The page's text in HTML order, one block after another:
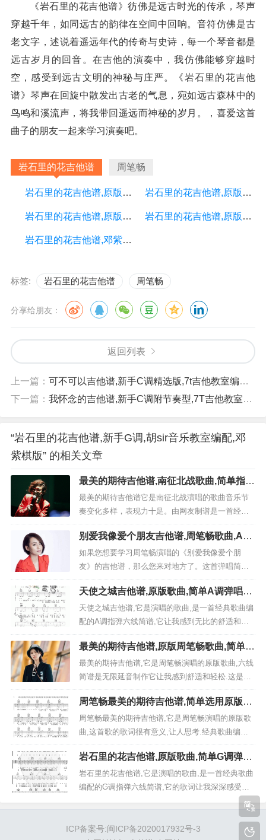
《岩石里的花吉他谱》彷佛是远古时光的传承，琴声
穿越千年，如同远古的韵律在空间中回响。音符仿佛是古
老文字，述说着遥远年代的传奇与史诗，每一个琴音都是
远古岁月的回音。在吉他的演奏中，我仿佛能够穿越时
空，感受到远古文明的神秘与庄严。《岩石里的花吉他
谱》琴声在回旋中散发出古老的气息，宛如远古森林中的
鸟鸣和溪流声，将我带回遥远而神秘的岁月。，喜爱这首
曲子的朋友一起来学习演奏吧。
岩石里的花吉他谱 周笔畅
岩石里的花吉他谱,原版歌曲,简单G调弹唱教学,六线谱指弹简谱4张图 岩石里的花吉他谱,原版歌曲,简单G调弹唱教学,六线谱指弹简谱2张图
岩石里的花吉他谱,原版歌曲,简单G调弹唱教学,六线谱指弹简谱4张图 岩石里的花吉他谱,原版歌曲,简单邓紫棋弹唱教学,六线谱指弹简谱完整版_G调_吉他图片谱3张图
岩石里的花吉他谱,邓紫棋歌曲,简单指弹教学简谱,吴先生六线谱图片
标签: 岩石里的花吉他谱 周笔畅
分享给朋友：
返回列表
上一篇： 可不可以吉他谱,新手C调精选版,7t吉他教室编配,张紫豪版
下一篇： 我怀念的吉他谱,新手C调附节奏型,7T吉他教室编配,孙燕姿版
“岩石里的花吉他谱,新手G调,胡sir音乐教室编配,邓
紫棋版” 的相关文章
最美的期待吉他谱,南征北战歌曲,简单指弹
教学简谱,网友六线谱图片
最美的期待吉他谱它是南征北战演唱的歌曲音乐节
奏变化多样，表现力十足。由网友制谱是一首经典
歌曲编配的吉他谱,变调夹夹：2品，本谱采用周笔畅
非常好听的弹唱曲谱,下面完整版高清曲谱由吉他谱
大全为大家更新分享,有喜欢吉它的朋友欢迎关注！
最美的期待这首...
别爱我像爱个朋友吉他谱,周笔畅歌曲,A调
指弹简谱,新手弹唱附前奏
如果您想要学习周笔畅演唱的《别爱我像爱个朋
友》的吉他谱，那么您来对地方了。这首弹唱简谱
歌曲的旋律抒情优美，令人流连忘返。这个完整版
弹唱简谱是由阿潘音乐工场制谱编配的,适合新手入
门学习A调教学吉他谱。这是一首非常好听的歌曲，
下面高清图片谱由极网吉它谱更新分享。如果您是
吉他爱好者请关注我们的网站！...
天使之城吉他谱,原版歌曲,简单A调弹唱教
学,六线谱指弹简谱5张图
天使之城吉他谱,它是演唱的歌曲,是一首经典歌曲编
配的A调指弹六线简谱,它让我感到无比的舒适和愉
悦。是非常好听又简单的吉他弹唱曲谱,下面5张高清
完整版图片谱由曲谱网为大家更新分享,有喜欢吉它
的朋友欢迎关注！ 免登录,完全免费六线曲谱,点击
图片直接可直接另存下载 简谱介绍:...
最美的期待吉他谱,原版周笔畅歌曲,简单C
调指弹曲谱,高清六线乐谱
最美的期待吉他谱,它是周笔畅演唱的原版歌曲,六线
简谱是无限延音制作它让我感到舒适和轻松.这是一
首经典歌曲编配的C调指弹吉他谱子,也是非常好听
又简单的中难度的入门弹唱曲谱,下面极网吉它谱为
大家分享高清图片谱,有喜欢吉它的朋友欢迎关注！
曲谱解析 《《最美的期待》吉他谱_周笔畅_C调简
单版弹唱谱...
周笔畅最美的期待吉他谱,简单选用原版指
弹曲谱,周笔畅高清六线乐谱
周笔畅最美的期待吉他谱,它是周笔畅演唱的原版歌
曲,这首歌的歌词很有意义,让人思考.经典歌曲编配
的选用指弹简单版吉他谱子，六线简谱是网友制作,
是非常好听的入门弹唱曲谱,下面为大家分享高清勉
之：今天让我媳妇生气了，理我的时候问她在干
嘛，她说在听音乐。就是这首歌，她已经循环两天
岩石里的花吉他谱,原版歌曲,简单G调弹唱
教学,六线谱指弹简谱4张图
岩石里的花吉他谱,它是演唱的歌曲,是一首经典歌曲
编配的G调指弹六线简谱,它的歌词让我深深感受到
了情感的力量。是非常好听又简单的吉他弹唱曲谱,
下面4张高清完整版图片谱由曲谱网为大家更新分享,
有喜欢吉它的朋友欢迎关注！ 免登录,完全免费六线
ICP备案号:闽ICP备2020017932号-3